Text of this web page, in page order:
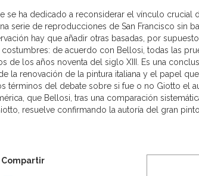
se ha dedicado a reconsiderar el vínculo crucial
serie de reproducciones de San Francisco sin
hay que añadir otras basadas, por
de acuerdo con Bellosi, todas las
de los años noventa del siglo XIII. Es una
la renovación de la pintura italiana y el papel
términos del debate sobre si fue o no Giotto el
que Bellosi, tras una comparación
resuelve confirmando la autoría del gran